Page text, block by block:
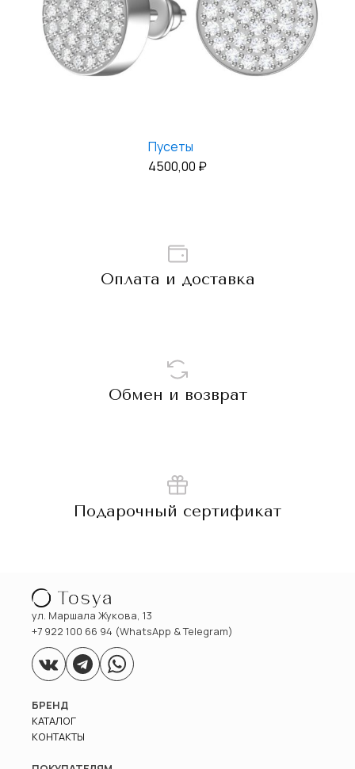
Пусеты
4500,00 ₽
Оплата и доставка
Обмен и возврат
Подарочный сертификат
ул. Маршала Жукова, 13
+7 922 100 66 94 (WhatsApp & Telegram)
БРЕНД
КАТАЛОГ
КОНТАКТЫ